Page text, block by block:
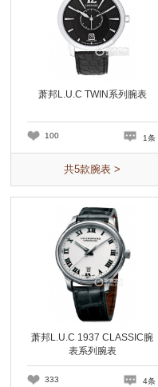
萧邦L.U.C TWIN系列腕表
100 1条
共5款腕表 >
萧邦L.U.C 1937 CLASSIC腕
表系列腕表
333 4条